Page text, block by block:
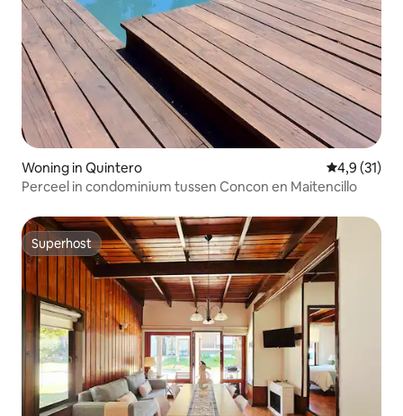
Woning in Quintero
4,9 (31)
Perceel in condominium tussen Concon en Maitencillo
Superhost
Superhost